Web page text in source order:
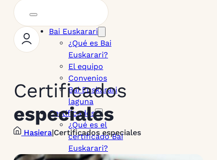
Bai Euskarari
¿Qué es Bai
Euskarari?
El equipo
Convenios
Bai Euskarari
laguna
Certificados
¿Qué es el
certificado Bai
Euskarari?
Certificados
especiales
Hasiera|Certificados especiales